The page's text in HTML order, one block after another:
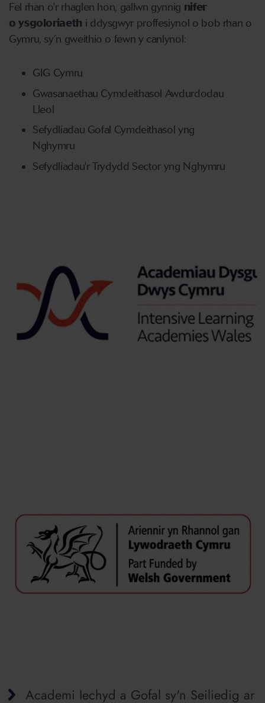
Fel rhan o'r rhaglen hon, gallwn gynnig nifer
o ysgoloriaeth i ddysgwyr proffesiynol o bob rhan o
Gymru, sy’n gweithio o fewn y canlynol:
GIG Cymru
Gwasanaethau Cymdeithasol Awdurdodau
Lleol
Sefydliadau Gofal Cymdeithasol yng
Nghymru
Sefydliadau'r Trydydd Sector yng Nghymru
Academi Iechyd a Gofal sy'n Seiliedig ar